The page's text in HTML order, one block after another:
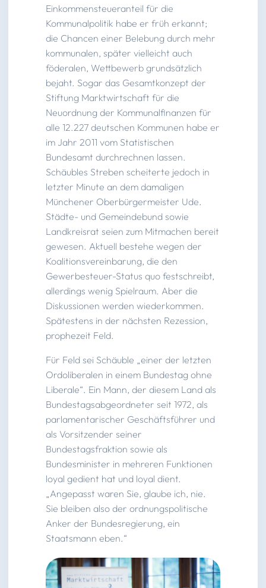
Einkommensteueranteil für die
Kommunalpolitik habe er früh erkannt;
die Chancen einer Belebung durch mehr
kommunalen, später vielleicht auch
föderalen, Wettbewerb grundsätzlich
bejaht. Sogar das Gesamtkonzept der
Stiftung Marktwirtschaft für die
Neuordnung der Kommunalfinanzen für
alle 12.227 deutschen Kommunen habe er
im Jahr 2011 vom Statistischen
Bundesamt durchrechnen lassen.
Schäubles Streben scheiterte jedoch in
letzter Minute an dem damaligen
Münchener Oberbürgermeister Ude.
Städte- und Gemeindebund sowie
Landkreisrat seien zum Mitmachen bereit
gewesen. Aktuell bestehe wegen der
Koalitionsvereinbarung, die den
Gewerbesteuer-Status quo festschreibt,
allerdings wenig Spielraum. Aber die
Diskussionen werden wiederkommen.
Spätestens in der nächsten Rezession,
prophezeit Feld.
Für Feld sei Schäuble „einer der letzten
Ordoliberalen in einem Bundestag ohne
Liberale“. Ein Mann, der diesem Land als
Bundestagsabgeordneter seit 1972, als
parlamentarischer Geschäftsführer und
als Vorsitzender seiner
Bundestagsfraktion sowie als
Bundesminister in mehreren Funktionen
loyal gedient hat und loyal dient.
„Angepasst waren Sie, glaube ich, nie.
Sie bleiben also der ordnungspolitische
Anker der Bundesregierung, ein
Staatsmann eben.“